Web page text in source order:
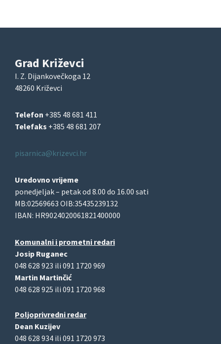
Grad Križevci
I. Z. Dijankovečkoga 12
48260 Križevci
Telefon +385 48 681 411
Telefaks +385 48 681 207
pisarnica@krizevci.hr
Uredovno vrijeme
ponedjeljak – petak od 8.00 do 16.00 sati
MB:02569663 OIB:35435239132
IBAN: HR9024020061821400000
Komunalni i prometni redari
Josip Ruganec
048 628 923 ili 091 1720 969
Martin Martinčić
048 628 925 ili 091 1720 968
Poljoprivredni redar
Dean Kuzijev
048 628 934 ili 091 1720 973